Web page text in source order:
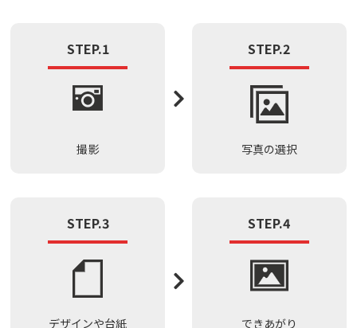
STEP.1
撮影
STEP.2
写真の選択
STEP.3
デザインや台紙
STEP.4
できあがり